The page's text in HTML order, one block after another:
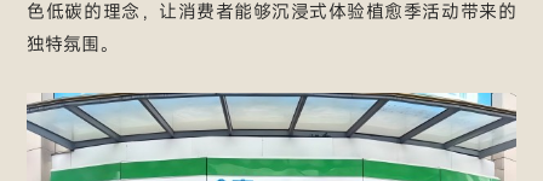
色低碳的理念，让消费者能够沉浸式体验植愈季活动带来的
独特氛围。